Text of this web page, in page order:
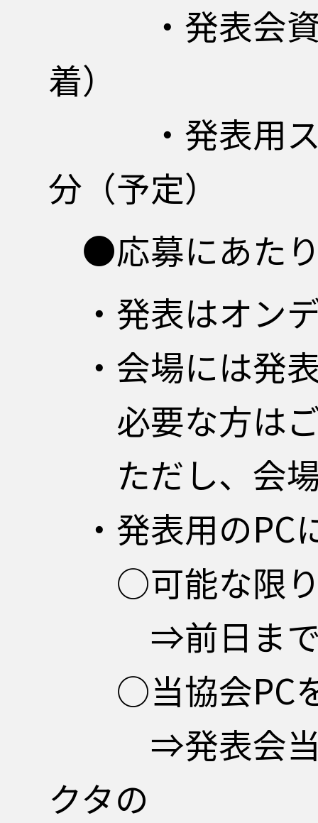
・発表会資料
着）
・発表用スラ
分（予定）
●応募にあた
・発表はオン
・会場には発
必要な方はご
ただし、会場
・発表用のPC
○可能な限り
⇒前日までに
○当協会PCを
⇒発表会当日
クタの